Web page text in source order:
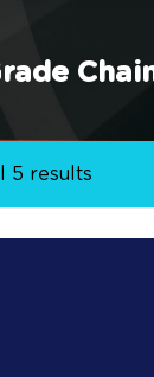
5 results